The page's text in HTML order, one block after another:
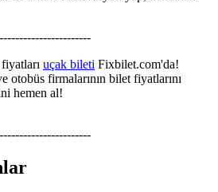
uçak bileti Fixbilet.com'da!
otobüs firmalarının bilet fiyatlarını
hemen al!